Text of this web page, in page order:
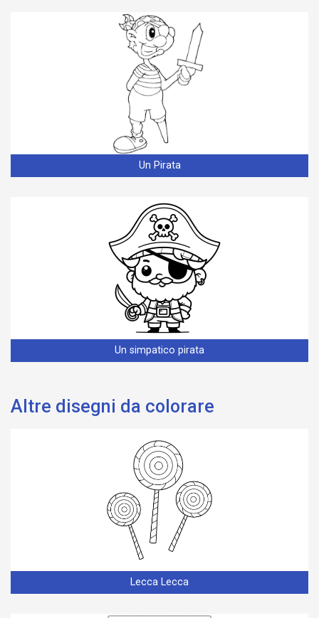
Un Pirata
Un simpatico pirata
Altre disegni da colorare
Lecca Lecca